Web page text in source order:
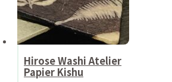
Hirose Washi Atelier
Papier Kishu